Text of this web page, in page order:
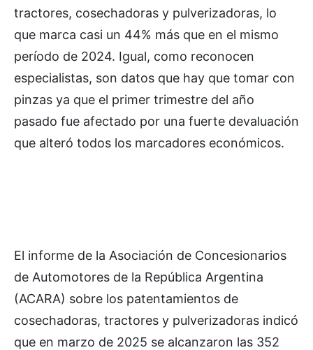
tractores, cosechadoras y pulverizadoras, lo
que marca casi un 44% más que en el mismo
período de 2024. Igual, como reconocen
especialistas, son datos que hay que tomar con
pinzas ya que el primer trimestre del año
pasado fue afectado por una fuerte devaluación
que alteró todos los marcadores económicos.
El informe de la Asociación de Concesionarios
de Automotores de la República Argentina
(ACARA) sobre los patentamientos de
cosechadoras, tractores y pulverizadoras indicó
que en marzo de 2025 se alcanzaron las 352